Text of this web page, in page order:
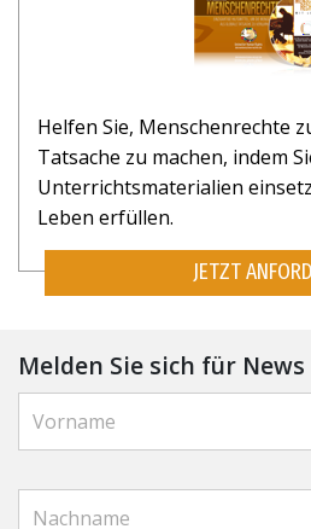
Helfen Sie, Menschenrechte
Tatsache zu machen, indem
Unterrichtsmaterialien
Leben erfüllen.
JETZT
Melden Sie sich für